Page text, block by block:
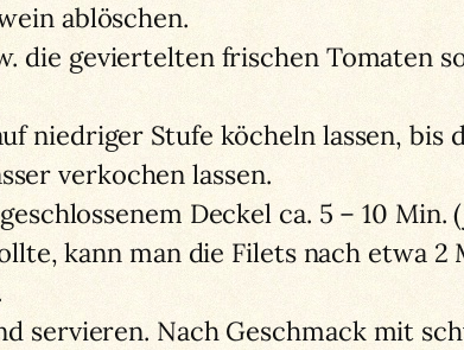
ablöschen.
die geviertelten frischen Tomaten
niedriger Stufe köcheln lassen, bis
verkochen lassen.
Deckel ca. 5 – 10
kann man die Filets nach etwa
servieren. Nach Geschmack mit